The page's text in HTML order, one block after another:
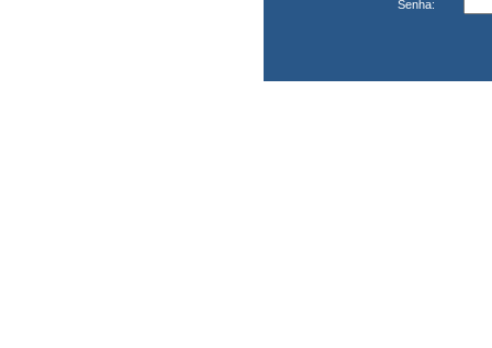
Senha: